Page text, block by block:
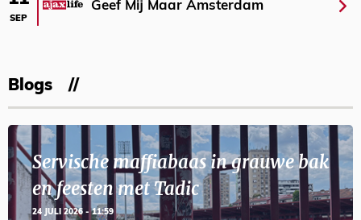
SEP
Geef Mij Maar Amsterdam
Blogs
Servische maffiabaas in grauwe bak
en feesten met Tadic
24 JULI 2026 - 11:59